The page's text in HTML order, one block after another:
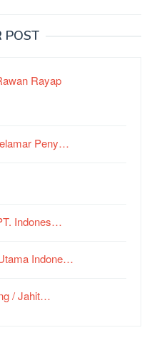
POST
Rayap
Peny…
Indones…
Indone…
/ Jahit…